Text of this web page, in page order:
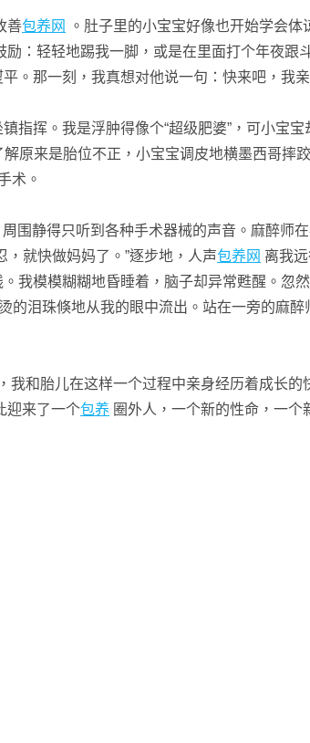
善包养网 。肚子里的小宝宝好像也开始学会体
励：轻轻地踢我一脚，或是在里面打个年夜跟
。那一刻，我真想对他说一句：快来吧，我
挥。我是浮肿得像个“超级肥婆”，可小宝宝
原来是胎位不正，小宝宝调皮地横墨西哥摔
术。
围静得只听到各种手术器械的声音。麻醉师
就快做妈妈了。”逐步地，人声包养网 离我
我模模糊糊地昏睡着，脑子却异常甦醒。忽
泪珠倏地从我的眼中流出。站在一旁的麻醉
我和胎儿在这样一个过程中亲身经历着成长
迎来了一个包养 圈外人，一个新的性命，一个